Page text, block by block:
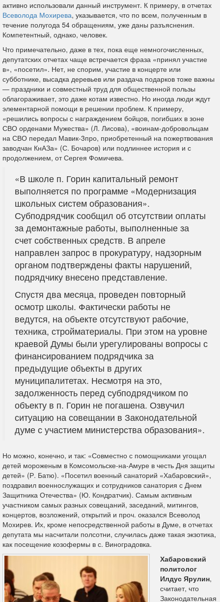
активно использовали данный инструмент. К примеру, в отчетах
Всеволода Мохирева, указывается, что по всем, полученным в
течение полугода 54 обращениям, уже даны разъяснения.
Компетентный, однако, человек.
Что примечательно, даже в тех, пока еще немногочисленных,
депутатских отчетах чаще встречается фраза «принял участие
в», «посетил». Нет, не спорим, участие в концерте или
субботнике, высадка деревьев или раздача подарков тоже важны
— праздники и совместный труд для общественной пользы
облагораживает, это даже котам известно. Но иногда люди ждут
элементарной помощи в решении проблем. К примеру,
«решились вопросы с награждением бойцов, погибших в зоне
СВО орденами Мужества» (Л. Лисова), «воинам-добровольцам
на СВО передал Мавик-3про, приобретенный на пожертвования
заводчан КнАЗа» (С. Бочаров) или подлиннее история и с
продолжением, от Сергея Фомичева.
«В школе п. Горин капитальный ремонт
выполняется по программе «Модернизация
школьных систем образования».
Субподрядчик сообщил об отсутствии оплаты
за демонтажные работы, выполненные за
счет собственных средств. В апреле
направлен запрос в прокуратуру, надзорным
органом подтверждены факты нарушений,
подрядчику внесено представление.
Спустя два месяца, проведен повторный
осмотр школы. Фактически работы не
ведутся, на объекте отсутствуют рабочие,
техника, стройматериалы. При этом на уровне
краевой Думы были урегулированы вопросы с
финансированием подрядчика за
предыдущие объекты в других
муниципалитетах. Несмотря на это,
задолженность перед субподрядчиком по
объекту в п. Горин не погашена. Озвучил
ситуацию на совещании в Законодательной
думе с участием министерства образования».
Но можно, конечно, и так: «Совместно с помощниками угощал
детей мороженым в Комсомольске-на-Амуре в честь Дня защиты
детей» (Р. Батю). «Посетил военный санаторий «Хабаровский»,
поздравил военнослужащих и сотрудников санатория с Днем
Защитника Отечества» (Ю. Кондратчик). Самым активным
участником самых разных совещаний, заседаний, митингов,
концертов, возложений, открытий и проч. оказался Всеволод
Мохирев. Их, кроме непосредственной работы в Думе, в отчетах
депутата мы насчитали полсотни, случилась даже такая экзотика,
как посещение козофермы в с. Виноградовка.
Хабаровский
политолог
Илдус Ярулин,
считает, что
Законодательная